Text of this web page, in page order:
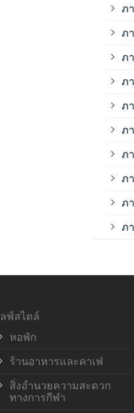
ภ
ภ
ภ
ภ
ภ
ภ
ภ
ภ
ภ
ภ
ฟ์สไตล์
หอพัก
ร้านอาหารและคาเฟ่
สิ่งอำนวยความสะดวก
ทางการกีฬา